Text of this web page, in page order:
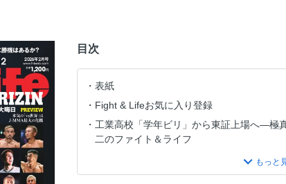
目次
表紙
Fight & Lifeお気に入り登録
工業高校「学年ビリ」から東証上場へ—
二のファイト＆ライフ
ワイド特集 世界に挑む日本代表 9年振り